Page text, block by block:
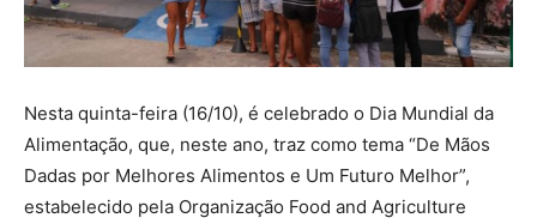
Nesta quinta-feira (16/10), é celebrado o Dia Mundial da
Alimentação, que, neste ano, traz como tema “De Mãos
Dadas por Melhores Alimentos e Um Futuro Melhor”,
estabelecido pela Organização Food and Agriculture